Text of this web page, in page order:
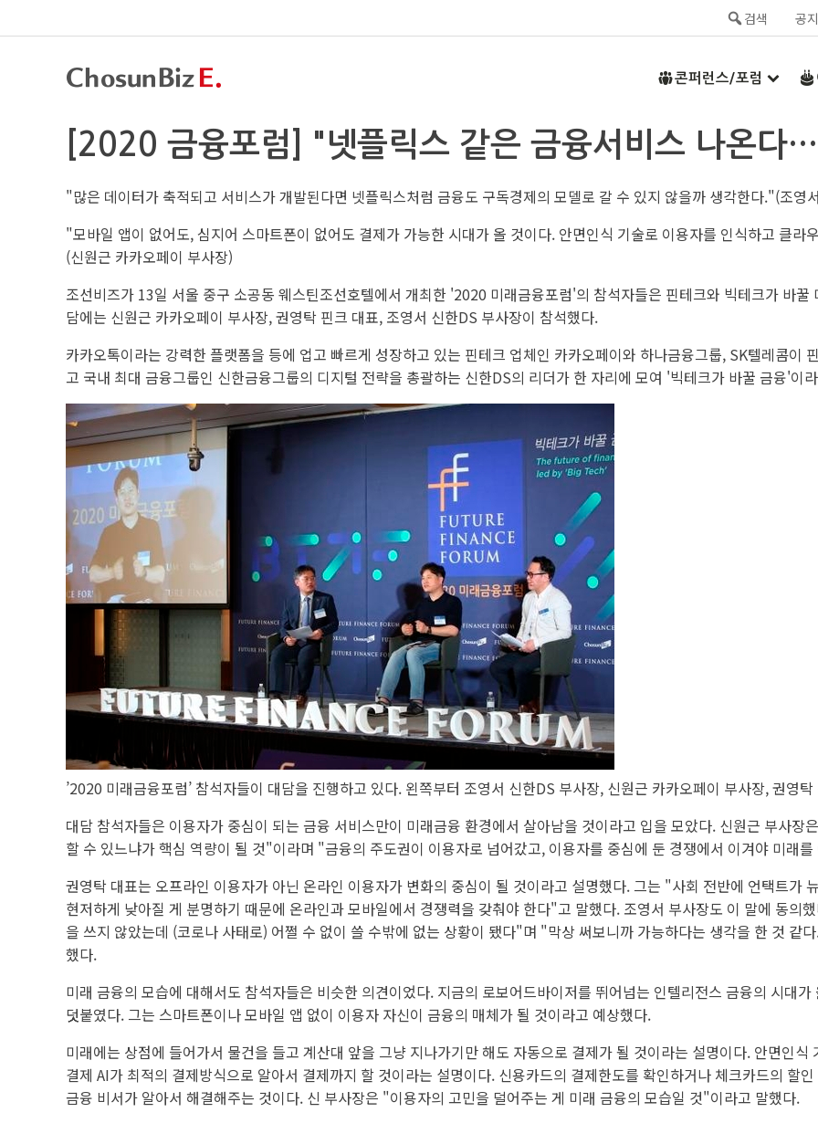
검색 공
콘퍼런스/포럼
[2020 금융포럼] "넷플릭스 같은 금융서비스 나온다
"많은 데이터가 축적되고 서비스가 개발된다면 넷플릭스처럼 금융도 구독경제의 모델로 갈 수 있지 않을까 생각한다."(조영
"모바일 앱이 없어도, 심지어 스마트폰이 없어도 결제가 가능한 시대가 올 것이다. 안면인식 기술로 이용자를 인식하고 클
(신원근 카카오페이 부사장)
조선비즈가 13일 서울 중구 소공동 웨스틴조선호텔에서 개최한 '2020 미래금융포럼'의 참석자들은 핀테크와 빅테크가 바
담에는 신원근 카카오페이 부사장, 권영탁 핀크 대표, 조영서 신한DS 부사장이 참석했다.
카카오톡이라는 강력한 플랫폼을 등에 업고 빠르게 성장하고 있는 핀테크 업체인 카카오페이와 하나금융그룹, SK텔레콤이
고 국내 최대 금융그룹인 신한금융그룹의 디지털 전략을 총괄하는 신한DS의 리더가 한 자리에 모여 '빅테크가 바꿀 금융'이
’2020 미래금융포럼’ 참석자들이 대담을 진행하고 있다. 왼쪽부터 조영서 신한DS 부사장, 신원근 카카오페이 부사장, 권영
대담 참석자들은 이용자가 중심이 되는 금융 서비스만이 미래금융 환경에서 살아남을 것이라고 입을 모았다. 신원근 부사
할 수 있느냐가 핵심 역량이 될 것"이라며 "금융의 주도권이 이용자로 넘어갔고, 이용자를 중심에 둔 경쟁에서 이겨야 미래
권영탁 대표는 오프라인 이용자가 아닌 온라인 이용자가 변화의 중심이 될 것이라고 설명했다. 그는 "사회 전반에 언택트가
현저하게 낮아질 게 분명하기 때문에 온라인과 모바일에서 경쟁력을 갖춰야 한다"고 말했다. 조영서 부사장도 이 말에 동의
을 쓰지 않았는데 (코로나 사태로) 어쩔 수 없이 쓸 수밖에 없는 상황이 됐다"며 "막상 써보니까 가능하다는 생각을 한 것 같
했다.
미래 금융의 모습에 대해서도 참석자들은 비슷한 의견이었다. 지금의 로보어드바이저를 뛰어넘는 인텔리전스 금융의 시대
덧붙였다. 그는 스마트폰이나 모바일 앱 없이 이용자 자신이 금융의 매체가 될 것이라고 예상했다.
미래에는 상점에 들어가서 물건을 들고 계산대 앞을 그냥 지나가기만 해도 자동으로 결제가 될 것이라는 설명이다. 안면인
결제 AI가 최적의 결제방식으로 알아서 결제까지 할 것이라는 설명이다. 신용카드의 결제한도를 확인하거나 체크카드의 할
금융 비서가 알아서 해결해주는 것이다. 신 부사장은 "이용자의 고민을 덜어주는 게 미래 금융의 모습일 것"이라고 말했다.